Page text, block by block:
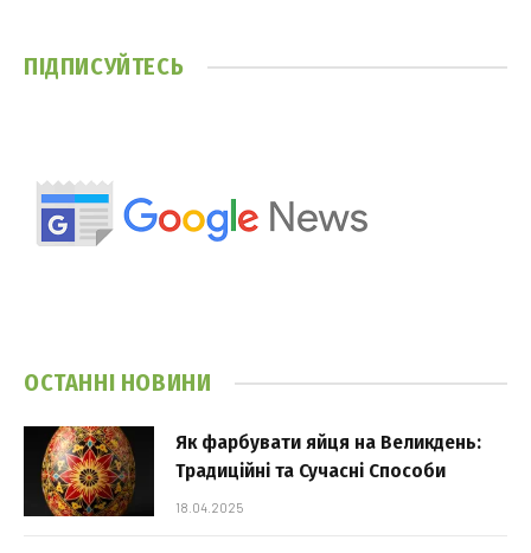
ПІДПИСУЙТЕСЬ
ОСТАННІ НОВИНИ
Як фарбувати яйця на Великдень:
Традиційні та Сучасні Способи
18.04.2025